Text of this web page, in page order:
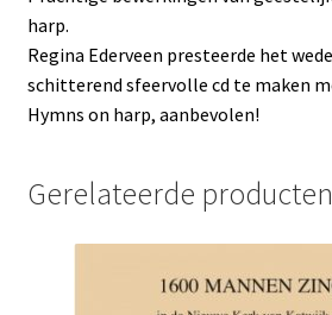
harp.
Regina Ederveen presteerde het
schitterend sfeervolle cd te maken
Hymns on harp, aanbevolen!
Gerelateerde producten